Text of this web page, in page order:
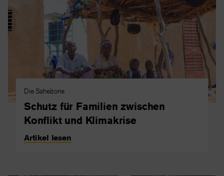
Die Sahelzone
Schutz für Familien zwischen
Konflikt und Klimakrise
Artikel lesen